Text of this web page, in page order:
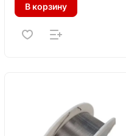
В корзину